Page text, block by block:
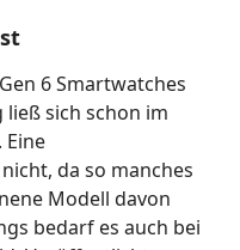
6 Smartwatches
sich schon im
da so manches
Modell davon
bedarf es auch bei